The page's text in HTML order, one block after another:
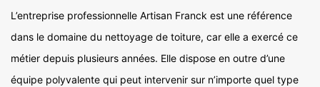
L’entreprise professionnelle Artisan Franck est une référence
dans le domaine du nettoyage de toiture, car elle a exercé ce
métier depuis plusieurs années. Elle dispose en outre d’une
équipe polyvalente qui peut intervenir sur n’importe quel type